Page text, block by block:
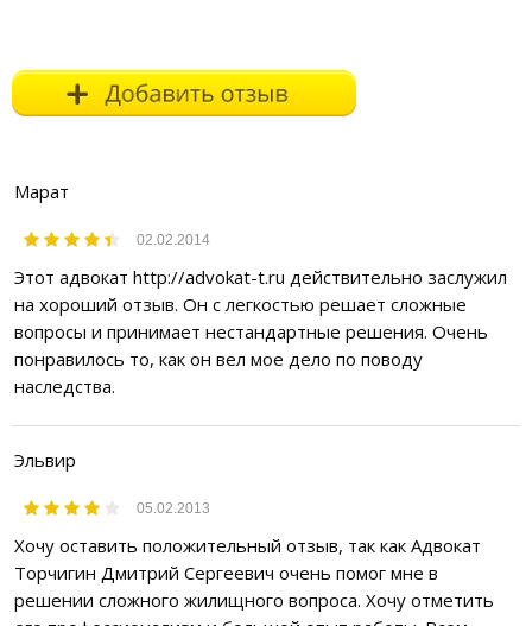
Марат
02.02.2014
Этот адвокат http://advokat-t.ru действительно заслужил
на хороший отзыв. Он с легкостью решает сложные
вопросы и принимает нестандартные решения. Очень
понравилось то, как он вел мое дело по поводу
наследства.
Эльвир
05.02.2013
Хочу оставить положительный отзыв, так как Адвокат
Торчигин Дмитрий Сергеевич очень помог мне в
решении сложного жилищного вопроса. Хочу отметить